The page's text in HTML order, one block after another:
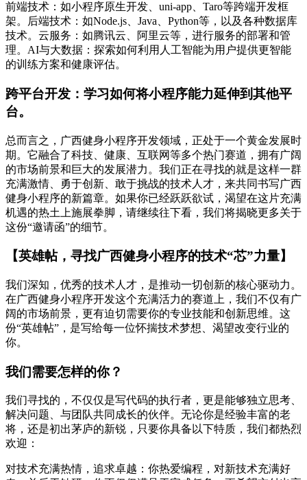
前端技术：如小程序原生开发、uni-app、Taro等跨端开发框
架。后端技术：如Node.js、Java、Python等，以及各种数据库
技术。云服务：如腾讯云、阿里云等，进行服务的部署和管
理。AI与大数据：探索如何利用人工智能为用户提供更智能
的训练方案和健康评估。
跨平台开发：学习如何将小程序能力延伸到其他平
台。
总而言之，广西健身小程序开发领域，正处于一个黄金发展时
期。它融合了科技、健康、互联网等多个热门赛道，拥有广阔
的市场前景和巨大的发展潜力。我们正在寻找的就是这样一群
充满激情、勇于创新、敢于挑战的技术人才，来共同书写广西
健身小程序的新篇章。如果你已经跃跃欲试，渴望在这片充满
机遇的热土上施展拳脚，请继续往下看，我们将揭晓更多关于
这份“邀请函”的细节。
【英雄帖，寻找广西健身小程序的技术“芯”力量】
我们深知，优秀的技术人才，是推动一切创新的核心驱动力。
在广西健身小程序开发这个充满活力的赛道上，我们不仅有广
阔的市场前景，更有迫切需要你的专业技能和创新思维。这
份“英雄帖”，是写给每一位怀揣技术梦想、渴望改变行业的
你。
我们需要怎样的你？
我们寻找的，不仅仅是写代码的执行者，更是能够独立思考、
解决问题、与团队共同成长的伙伴。无论你是经验丰富的老
将，还是初出茅庐的新锐，只要你具备以下特质，我们都热烈
欢迎：
对技术充满热情，追求卓越：你热爱编程，对新技术充满好